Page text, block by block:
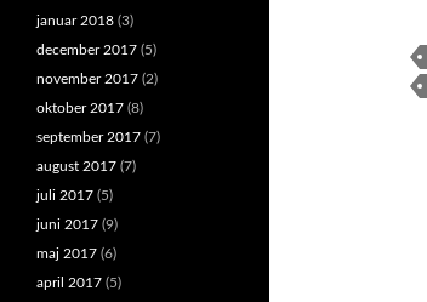
januar 2018 (3)
december 2017 (5)
november 2017 (2)
oktober 2017 (8)
september 2017 (7)
august 2017 (7)
juli 2017 (5)
juni 2017 (9)
maj 2017 (6)
april 2017 (5)